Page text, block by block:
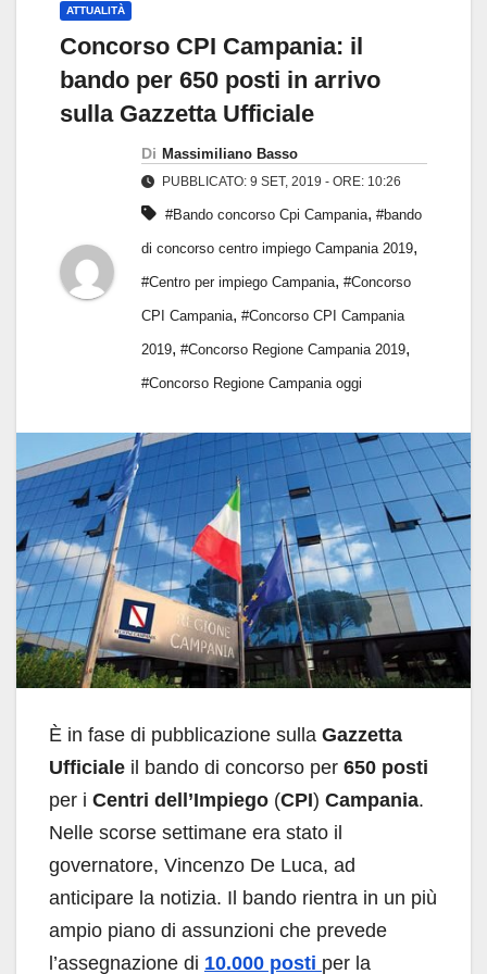
ATTUALITÀ
Concorso CPI Campania: il
bando per 650 posti in arrivo
sulla Gazzetta Ufficiale
Di Massimiliano Basso
PUBBLICATO: 9 SET, 2019 - ORE: 10:26
#Bando concorso Cpi Campania, #bando
di concorso centro impiego Campania 2019,
#Centro per impiego Campania, #Concorso
CPI Campania, #Concorso CPI Campania
2019, #Concorso Regione Campania 2019,
#Concorso Regione Campania oggi
È in fase di pubblicazione sulla Gazzetta
Ufficiale il bando di concorso per 650 posti
per i Centri dell’Impiego (CPI) Campania.
Nelle scorse settimane era stato il
governatore, Vincenzo De Luca, ad
anticipare la notizia. Il bando rientra in un più
ampio piano di assunzioni che prevede
l’assegnazione di 10.000 posti per la